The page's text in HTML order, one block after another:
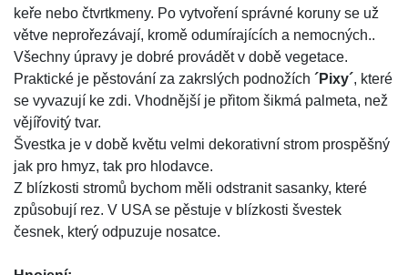
keře nebo čtvrtkmeny. Po vytvoření správné koruny se už
větve neprořezávají, kromě odumírajících a nemocných..
Všechny úpravy je dobré provádět v době vegetace.
Praktické je pěstování za zakrslých podnožích ´Pixy´, které
se vyvazují ke zdi. Vhodnější je přitom šikmá palmeta, než
vějířovitý tvar.
Švestka je v době květu velmi dekorativní strom prospěšný
jak pro hmyz, tak pro hlodavce.
Z blízkosti stromů bychom měli odstranit sasanky, které
způsobují rez. V USA se pěstuje v blízkosti švestek
česnek, který odpuzuje nosatce.